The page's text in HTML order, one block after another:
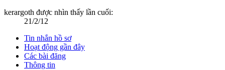
kerargoth được nhìn thấy lần cuối:
21/2/12
Tin nhắn hồ sơ
Hoạt động gần đây
Các bài đăng
Thông tin